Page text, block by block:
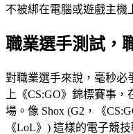
不被綁在電腦或遊戲主機
職業選手測試，
對職業選手來說，毫秒必
上《CS:GO》錦標賽事
場。像 Shox (G2，《
《LoL》) 這樣的電子競